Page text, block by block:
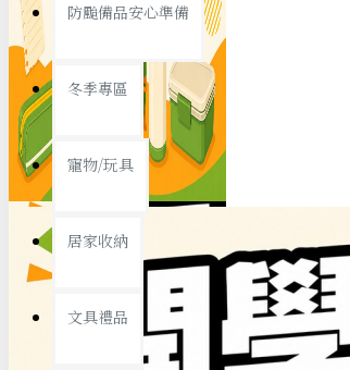
春節/新年
防颱備品安心準備
冬季專區
寵物/玩具
居家收納
文具禮品